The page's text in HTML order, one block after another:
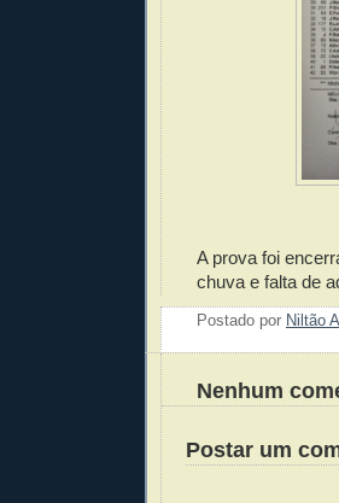
A prova foi
chuva e falta de
Postado por Niltão
Nenhum
Postar um